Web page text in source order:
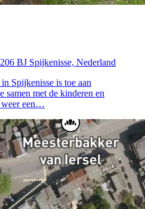
BJ Spijkenisse, Nederland
Spijkenisse is toe aan
met de kinderen en
weer een…